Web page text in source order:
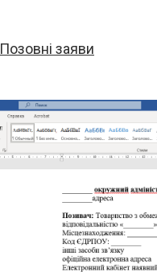
Позовні заяви